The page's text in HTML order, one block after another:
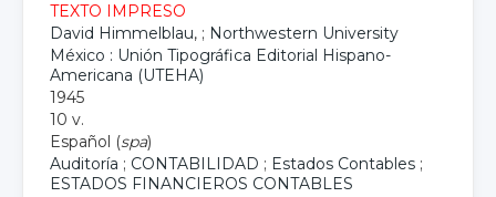
TEXTO IMPRESO
David Himmelblau, ; Northwestern University
México : Unión Tipográfica Editorial Hispano-
Americana (UTEHA)
1945
10 v.
Español (spa)
Auditoría ; CONTABILIDAD ; Estados Contables ;
ESTADOS FINANCIEROS CONTABLES